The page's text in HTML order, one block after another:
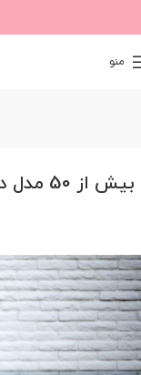
منو
بیش از 50 مدل دورس و هودی زنانه و دخترانه 2022